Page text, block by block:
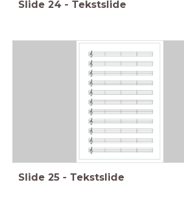
Slide 24 - Tekstslide
Slide 25 - Tekstslide